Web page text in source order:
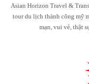
Asian Horizon Travel &
tour du lịch thành công mỹ
mạn, vui vẻ, thật